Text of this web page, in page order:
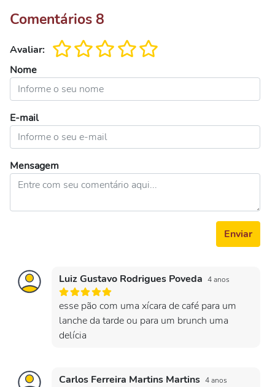
Comentários 8
Avaliar:
Nome
E-mail
Mensagem
Enviar
Luiz Gustavo Rodrigues Poveda 4 anos
esse pão com uma xícara de café para um
lanche da tarde ou para um brunch uma
delícia
Carlos Ferreira Martins Martins 4 anos